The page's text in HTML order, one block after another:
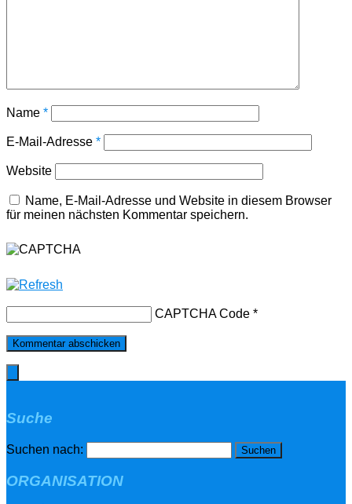
Name *
E-Mail-Adresse *
Website
Name, E-Mail-Adresse und Website in diesem Browser
für meinen nächsten Kommentar speichern.
CAPTCHA Code *
Suche
Suchen nach:
ORGANISATION